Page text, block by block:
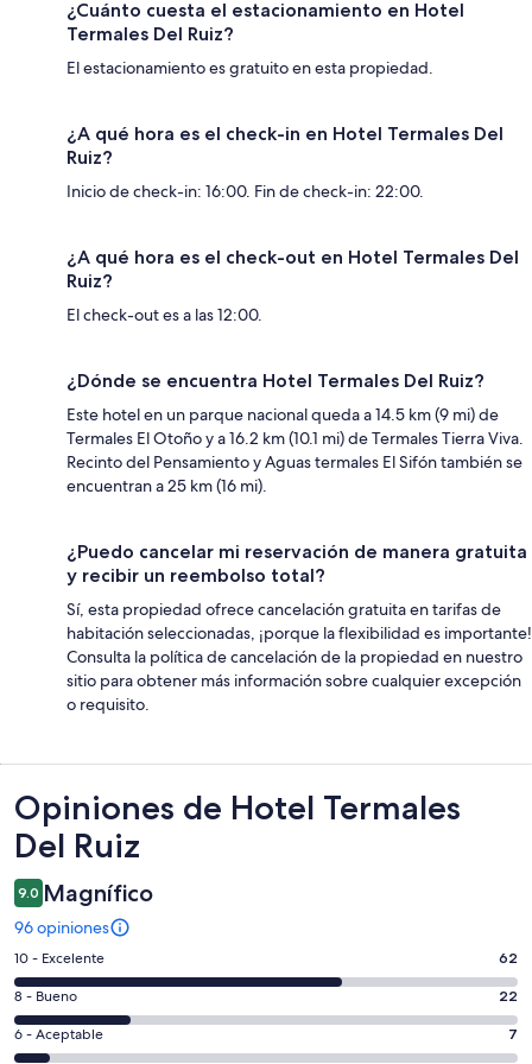
¿Cuánto cuesta el estacionamiento en Hotel
Termales Del Ruiz?
El estacionamiento es gratuito en esta propiedad.
¿A qué hora es el check-in en Hotel Termales Del
Ruiz?
Inicio de check-in: 16:00. Fin de check-in: 22:00.
¿A qué hora es el check-out en Hotel Termales Del
Ruiz?
El check-out es a las 12:00.
¿Dónde se encuentra Hotel Termales Del Ruiz?
Este hotel en un parque nacional queda a 14.5 km (9 mi) de
Termales El Otoño y a 16.2 km (10.1 mi) de Termales Tierra Viva.
Recinto del Pensamiento y Aguas termales El Sifón también se
encuentran a 25 km (16 mi).
¿Puedo cancelar mi reservación de manera gratuita
y recibir un reembolso total?
Sí, esta propiedad ofrece cancelación gratuita en tarifas de
habitación seleccionadas, ¡porque la flexibilidad es importante!
Consulta la política de cancelación de la propiedad en nuestro
sitio para obtener más información sobre cualquier excepción
o requisito.
Opiniones
Opiniones de Hotel Termales
Del Ruiz
9.0 Magnífico
96 opiniones
Puntuación
de
10,
es
10 - Excelente 62
Puntuación
de
8,
8 - Bueno 22
Puntuación
6 - Aceptable 7